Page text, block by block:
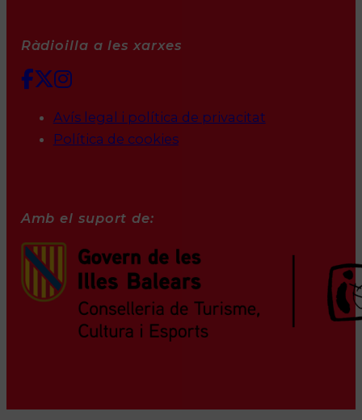
Ràdioilla a les xarxes
Avís legal i política de privacitat
Política de cookies
Amb el suport de: